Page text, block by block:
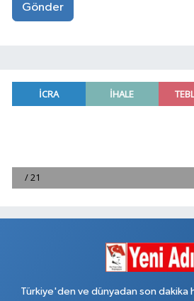
Gönder
Türkiye'den ve dünyadan son dakika